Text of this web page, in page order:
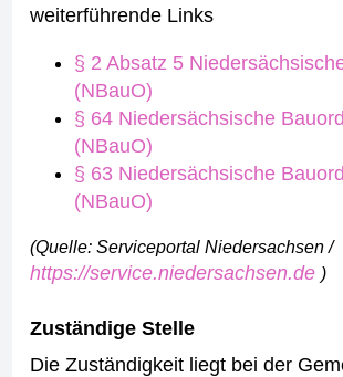
weiterführende Links
§ 2 Absatz 5
(NBauO)
§ 64 Niedersächsische
(NBauO)
§ 63 Niedersächsische
(NBauO)
(Quelle: Serviceportal Niedersachsen /
https://service.niedersachsen.de )
Zuständige Stelle
Die Zuständigkeit liegt bei der